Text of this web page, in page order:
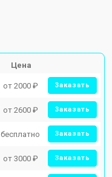
Цена
от 2000 ₽ Заказать
от 2600 ₽ Заказать
бесплатно Заказать
от 3000 ₽ Заказать